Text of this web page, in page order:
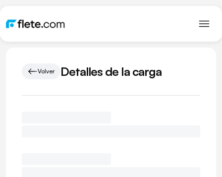
Volver Detalles de la carga